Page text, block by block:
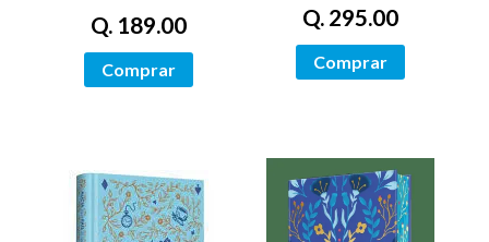
Q. 189.00
Comprar
Q. 295.00
Comprar